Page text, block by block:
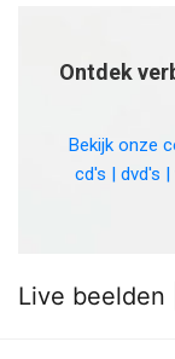
Ontdek
Bekijk onze
cd's | dvd's
Live beelden